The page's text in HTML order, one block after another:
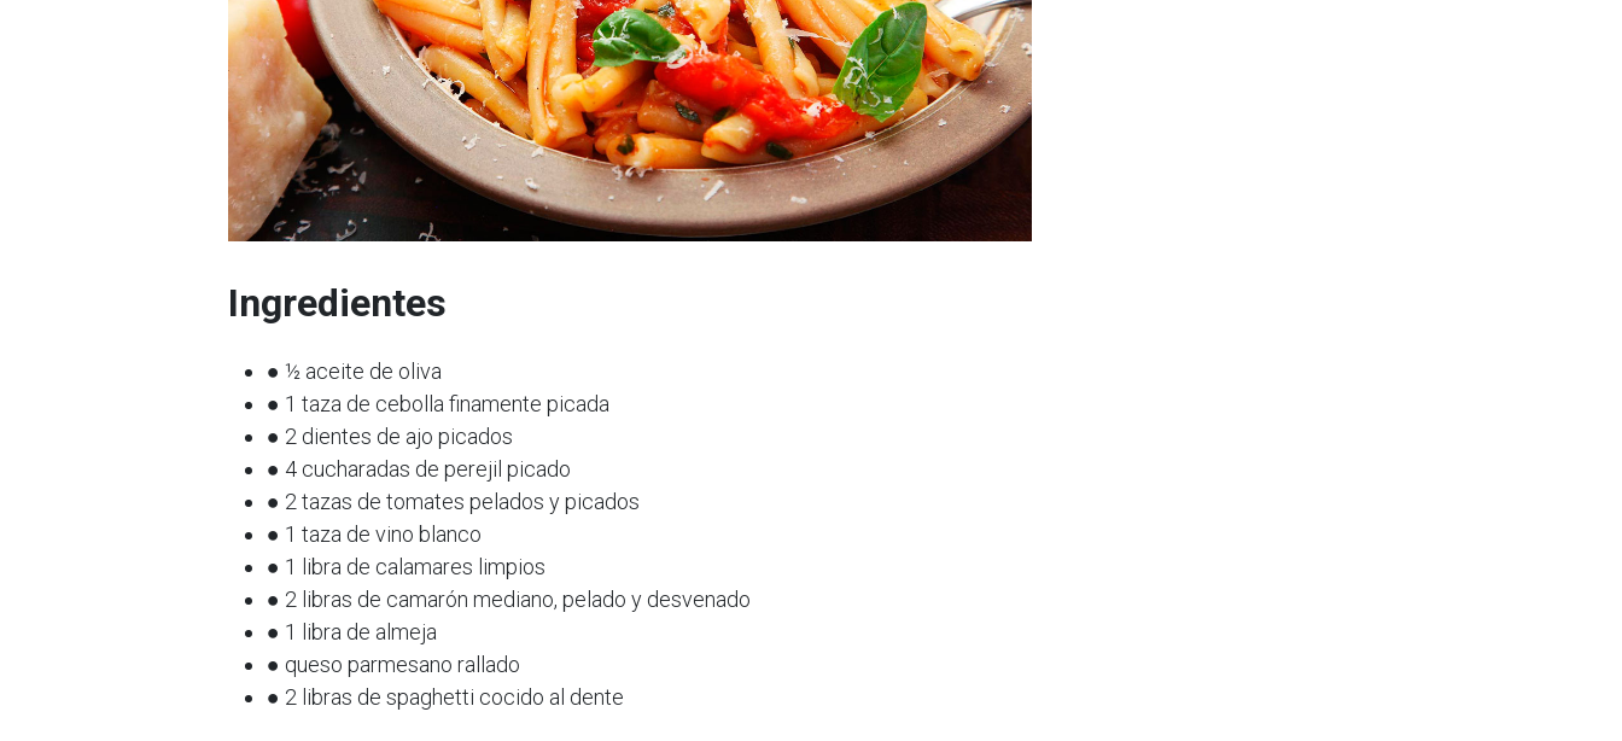
Ingredientes
● ½ aceite de oliva
● 1 taza de cebolla finamente picada
● 2 dientes de ajo picados
● 4 cucharadas de perejil picado
● 2 tazas de tomates pelados y picados
● 1 taza de vino blanco
● 1 libra de calamares limpios
● 2 libras de camarón mediano, pelado y desvenado
● 1 libra de almeja
● queso parmesano rallado
● 2 libras de spaghetti cocido al dente